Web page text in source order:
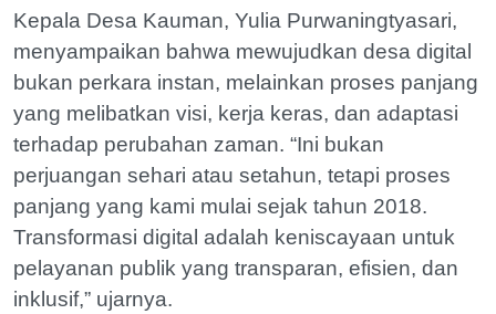
Kepala Desa Kauman, Yulia Purwaningtyasari,
menyampaikan bahwa mewujudkan desa digital
bukan perkara instan, melainkan proses panjang
yang melibatkan visi, kerja keras, dan adaptasi
terhadap perubahan zaman. “Ini bukan
perjuangan sehari atau setahun, tetapi proses
panjang yang kami mulai sejak tahun 2018.
Transformasi digital adalah keniscayaan untuk
pelayanan publik yang transparan, efisien, dan
inklusif,” ujarnya.